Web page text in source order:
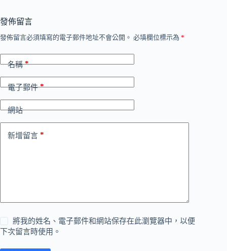
發佈留言
發佈留言必須填寫的電子郵件地址不會公開。 必填欄位標示為 *
名稱*
電子郵件*
網站
新增留言 *
將我的姓名、電子郵件和網站保存在此瀏覽器中，以便
下次留言時使用。